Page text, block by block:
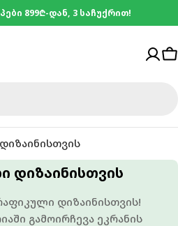
899₾-დან, 3 საჩუქრით!
დიზაინისთვის
დიზაინისთვის!
გამოირჩევა ეკრანის